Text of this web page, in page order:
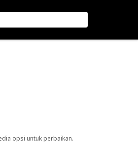
opsi untuk perbaikan.